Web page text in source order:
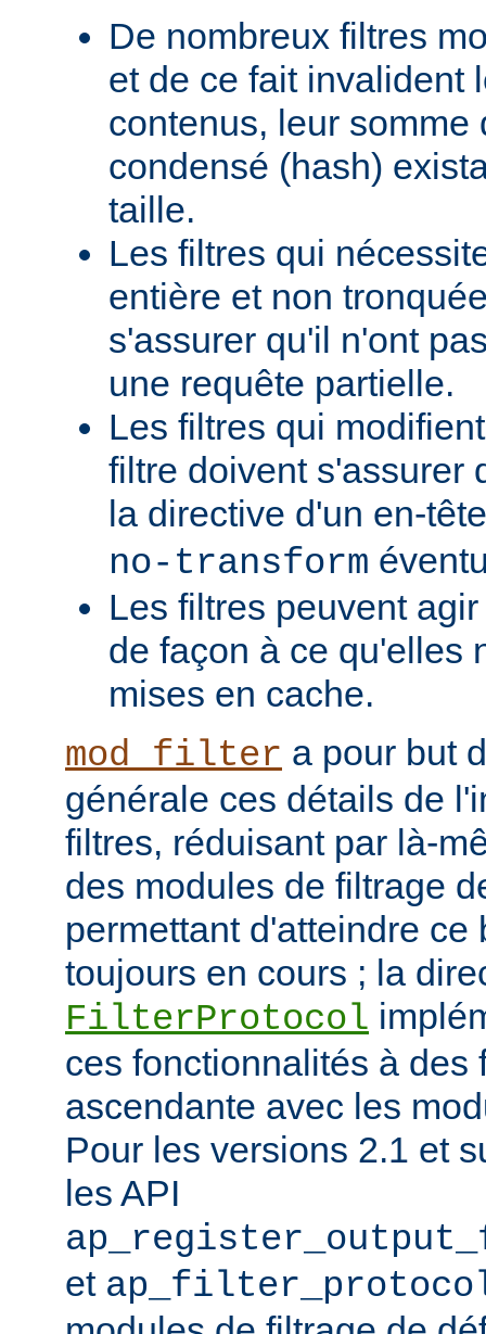
De nombreux filtres
et de ce fait invalident
contenus, leur somme
condensé (hash)
taille.
Les filtres qui
entière et non
s'assurer qu'il n'ont
une requête partielle.
Les filtres qui
filtre doivent s'assurer
la directive d'un en-
no-transform
Les filtres peuvent
de façon à ce qu'elles
mises en cache.
mod_filter a pour but
générale ces détails de
filtres, réduisant par là-
des modules de filtrage
permettant d'atteindre ce
toujours en cours ; la
FilterProtocol
ces fonctionnalités à des
ascendante avec les
Pour les versions 2.1 et
les API
et